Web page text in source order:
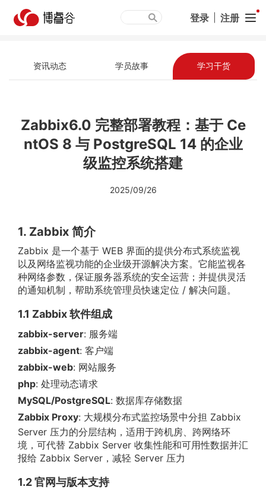
登录 注册
资讯动态 学员故事 学习干货
Zabbix6.0 完整部署教程：基于 Ce
ntOS 8 与 PostgreSQL 14 的企业
级监控系统搭建
2025/09/26
1. Zabbix 简介
Zabbix 是一个基于 WEB 界面的提供分布式系统监视
以及网络监视功能的企业级开源解决方案。它能监视各
种网络参数，保证服务器系统的安全运营；并提供灵活
的通知机制，帮助系统管理员快速定位 / 解决问题。
1.1 Zabbix 软件组成
zabbix-server: 服务端
zabbix-agent: 客户端
zabbix-web: 网站服务
php: 处理动态请求
MySQL/PostgreSQL: 数据库存储数据
Zabbix Proxy: 大规模分布式监控场景中分担 Zabbix
Server 压力的分层结构，适用于跨机房、跨网络环
境，可代替 Zabbix Server 收集性能和可用性数据并汇
报给 Zabbix Server，减轻 Server 压力
1.2 官网与版本支持